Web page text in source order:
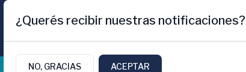
¿Querés recibir nuestras notificaciones?
NO, GRACIAS ACEPTAR